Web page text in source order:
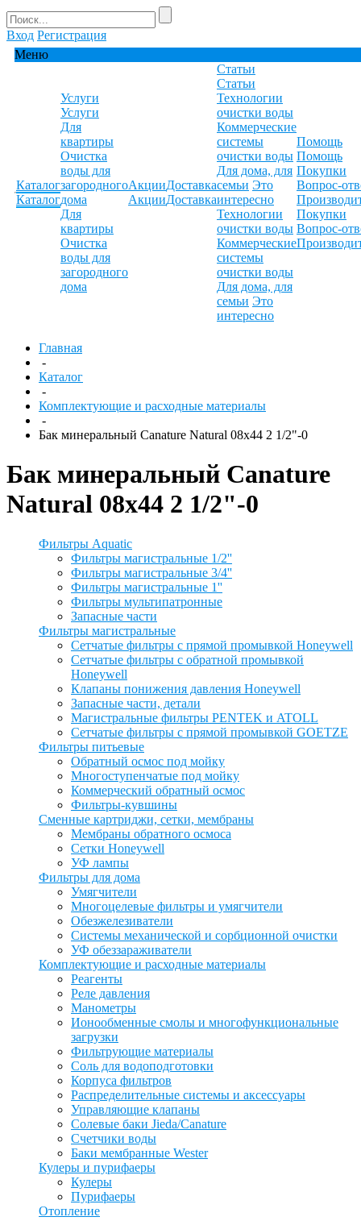
Вход Регистрация
Меню
Каталог
Каталог
Услуги
Услуги
Для
квартиры
Очистка
воды для
загородного
дома
Для
квартиры
Очистка
воды для
загородного
дома
Акции
Акции
Доставка
Доставка
Статьи
Статьи
Технологии
очистки воды
Коммерческие
системы
очистки воды
Для дома, для
семьи Это
интересно
Технологии
очистки воды
Коммерческие
системы
очистки воды
Для дома, для
семьи Это
интересно
Помощь
Помощь
Покупки
Вопрос-
Покупки
Вопрос-
Главная
-
Каталог
-
Комплектующие и расходные материалы
-
Бак минеральный Canature Natural 08x44 2 1/2"-0
Бак минеральный Canature
Natural 08x44 2 1/2"-0
Фильтры Aquatic
Фильтры магистральные 1/2''
Фильтры магистральные 3/4''
Фильтры магистральные 1''
Фильтры мультипатронные
Запасные части
Фильтры магистральные
Сетчатые фильтры с прямой промывкой Honeywell
Сетчатые фильтры с обратной промывкой
Honeywell
Клапаны понижения давления Honeywell
Запасные части, детали
Магистральные фильтры PENTEK и ATOLL
Сетчатые фильтры с прямой промывкой GOETZE
Фильтры питьевые
Обратный осмос под мойку
Многоступенчатые под мойку
Коммерческий обратный осмос
Фильтры-кувшины
Сменные картриджи, сетки, мембраны
Мембраны обратного осмоса
Сетки Honeywell
УФ лампы
Фильтры для дома
Умягчители
Многоцелевые фильтры и умягчители
Обезжелезиватели
Системы механической и сорбционной очистки
УФ обеззараживатели
Комплектующие и расходные материалы
Реагенты
Реле давления
Манометры
Ионообменные смолы и многофункциональные
загрузки
Фильтрующие материалы
Соль для водоподготовки
Корпуса фильтров
Распределительные системы и аксессуары
Управляющие клапаны
Солевые баки Jieda/Canature
Счетчики воды
Баки мембранные Wester
Кулеры и пурифаеры
Кулеры
Пурифаеры
Отопление